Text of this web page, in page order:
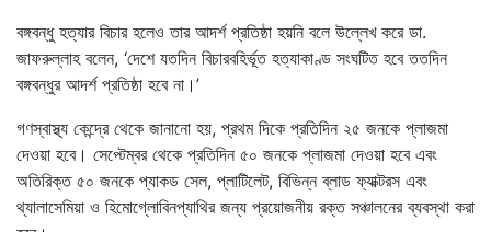
বঙ্গবন্ধু হত্যার বিচার হলেও তার আদর্শ প্রতিষ্ঠা হয়নি বলে উল্লেখ করে ডা.
জাফরুল্লাহ বলেন, ‘দেশে যতদিন বিচারবহির্ভূত হত্যাকাণ্ড সংঘটিত হবে ততদিন
বঙ্গবন্ধুর আদর্শ প্রতিষ্ঠা হবে না।’
গণস্বাস্থ্য কেন্দ্রে থেকে জানানো হয়, প্রথম দিকে প্রতিদিন ২৫ জনকে প্লাজমা
দেওয়া হবে। সেপ্টেম্বর থেকে প্রতিদিন ৫০ জনকে প্লাজমা দেওয়া হবে এবং
অতিরিক্ত ৫০ জনকে প্যাকড সেল, প্লাটিলেট, বিভিন্ন ব্লাড ফ্যাক্টরস এবং
থ্যালাসেমিয়া ও হিমোগ্লোবিনপ্যাথির জন্য প্রয়োজনীয় রক্ত সঞ্চালনের ব্যবস্থা করা